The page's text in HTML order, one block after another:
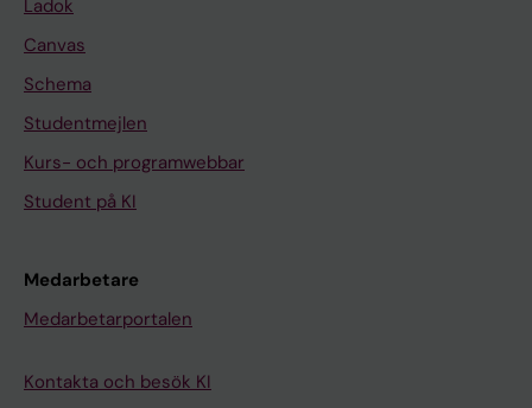
Ladok
Canvas
Schema
Studentmejlen
Kurs- och programwebbar
Student på KI
Medarbetare
Medarbetarportalen
Kontakta och besök KI